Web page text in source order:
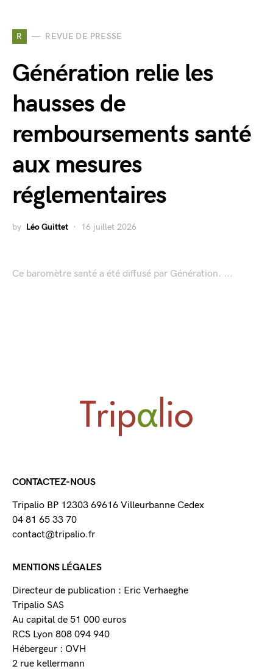
R REVUE DE PRESSE
Génération relie les
hausses de
remboursements santé
aux mesures
réglementaires
by Léo Guittet 16 juillet 2026
Ce baromètre santé a été diffusé par Génération. ...
CONTACTEZ-NOUS
Tripalio BP 12303 69616 Villeurbanne Cedex
04 81 65 33 70
contact@tripalio.fr
MENTIONS LÉGALES
Directeur de publication : Eric Verhaeghe
Tripalio SAS
Au capital de 51 000 euros
RCS Lyon 808 094 940
Hébergeur : OVH
2 rue kellermann